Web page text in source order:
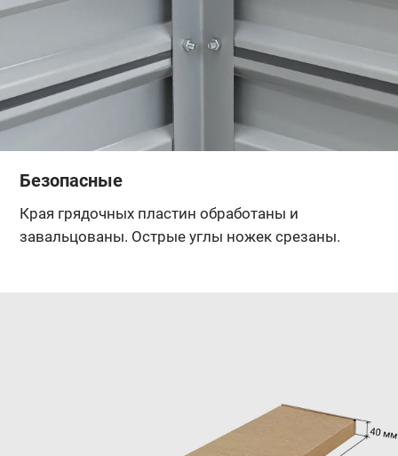
Безопасные
Края грядочных пластин обработаны и
завальцованы. Острые углы ножек срезаны.